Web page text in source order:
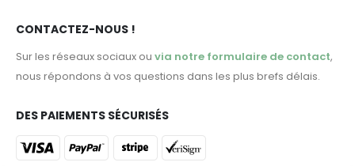
CONTACTEZ-NOUS !
Sur les réseaux sociaux ou via notre formulaire de contact,
nous répondons à vos questions dans les plus brefs délais.
DES PAIEMENTS SÉCURISÉS